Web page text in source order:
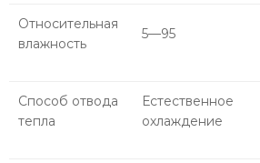
Относительная
влажность
5—95
Способ отвода
тепла
Естественное
охлаждение